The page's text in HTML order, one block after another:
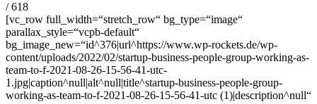
/ 618
[vc_row full_width=“stretch_row“ bg_type=“image“
parallax_style=“vcpb-default“
bg_image_new=“id^376|url^https://www.wp-rockets.de/wp-
content/uploads/2022/02/startup-business-people-group-working-as-
team-to-f-2021-08-26-15-56-41-utc-
1.jpg|caption^null|alt^null|title^startup-business-people-group-
working-as-team-to-f-2021-08-26-15-56-41-utc (1)|description^null“